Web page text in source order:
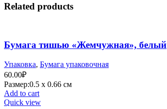
Related products
Бумага тишью «Жемчужная», белый
Упаковка, Бумага упаковочная
60.00₽
Размер:0.5 х 0.66 см
Add to cart
Quick view